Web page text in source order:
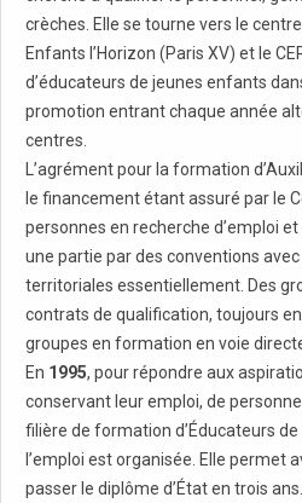
crèches. Elle se tourne vers le
Enfants l’Horizon (Paris XV) et le
d’éducateurs de jeunes enfants
promotion entrant chaque année
centres.
L’agrément pour la formation
le financement étant assuré par le
personnes en recherche d’emploi
une partie par des conventions
territoriales essentiellement. Des
contrats de qualification, toujours en
groupes en formation en voie
En 1995, pour répondre aux
conservant leur emploi, de
filière de formation d’Éducateurs
l’emploi est organisée. Elle
passer le diplôme d’État en trois